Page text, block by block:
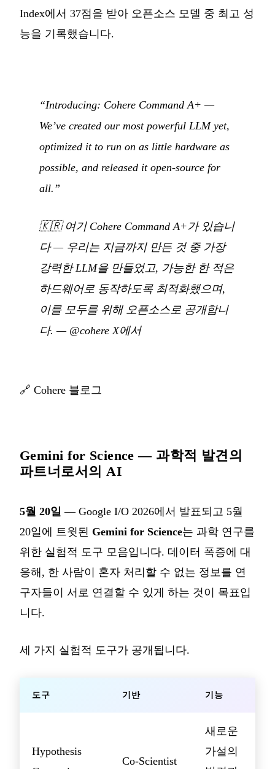
Index에서 37점을 받아 오픈소스 모델 중 최고 성
능을 기록했습니다.
“Introducing: Cohere Command A+ —
We’ve created our most powerful LLM yet,
optimized it to run on as little hardware as
possible, and released it open-source for
all.”
🇰🇷 여기 Cohere Command A+가 있습니
다 — 우리는 지금까지 만든 것 중 가장
강력한 LLM을 만들었고, 가능한 한 적은
하드웨어로 동작하도록 최적화했으며,
이를 모두를 위해 오픈소스로 공개합니
다. — @cohere X에서
🔗 Cohere 블로그
Gemini for Science — 과학적 발견의
파트너로서의 AI
5월 20일 — Google I/O 2026에서 발표되고 5월
20일에 트윗된 Gemini for Science는 과학 연구를
위한 실험적 도구 모음입니다. 데이터 폭증에 대
응해, 한 사람이 혼자 처리할 수 없는 정보를 연
구자들이 서로 연결할 수 있게 하는 것이 목표입
니다.
세 가지 실험적 도구가 공개됩니다.
도구 기반 기능
Hypothesis
Co-Scientist
새로운
가설의